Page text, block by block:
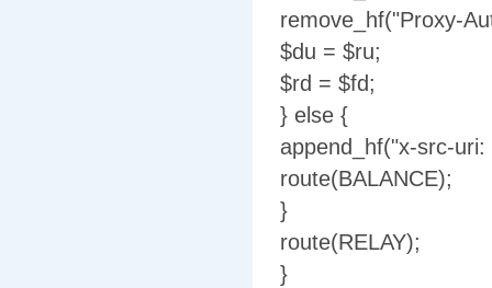
remove_hf("Proxy-
$du = $ru;
$rd = $fd;
} else {
append_hf("x-src-
route(BALANCE);
}
route(RELAY);
}